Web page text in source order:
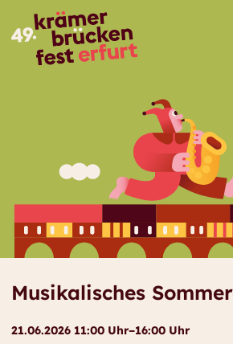
Musikalisches
21.06.2026 11:00 Uhr–16:00 Uhr